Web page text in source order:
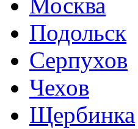
Москва
Подольск
Серпухов
Чехов
Щербинка